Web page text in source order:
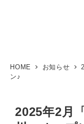
動HOME お知らせ
ン♪
2025年2月